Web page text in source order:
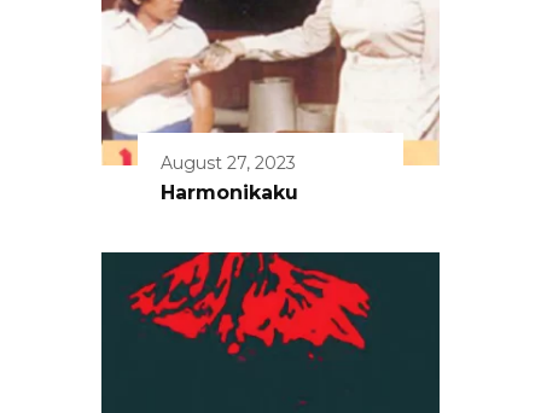
August 27, 2023
Harmonikaku